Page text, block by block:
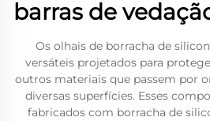
barras de
Os olhais de borracha de
versáteis projetados para
outros materiais que passem por
diversas superfícies. Esses
fabricados com borracha de